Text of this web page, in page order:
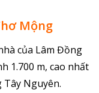
Mộng
của Lâm Đồng
1.700 m, cao nhất
Nguyên.